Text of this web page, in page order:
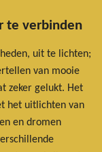
te verbinden
uit te lichten;
van mooie
zeker gelukt. Het
het uitlichten van
en dromen